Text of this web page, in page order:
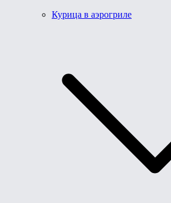
Курица в аэрогриле